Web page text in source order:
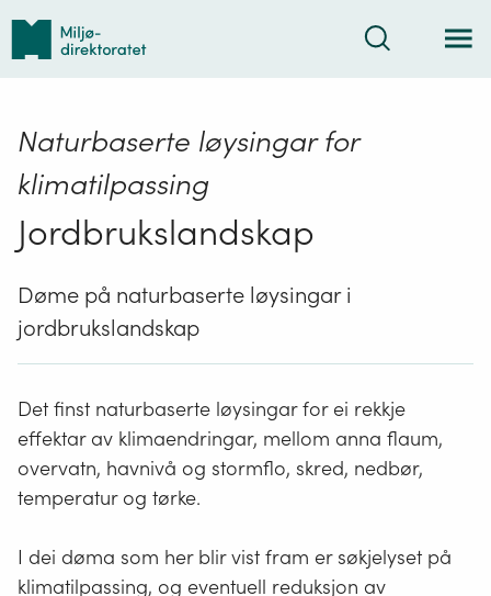
Tilbake
forsiden
Søk
Naturbaserte løysingar for
klimatilpassing
Jordbrukslandskap
Døme på naturbaserte løysingar i
jordbrukslandskap
Det finst naturbaserte løysingar for ei rekkje
effektar av klimaendringar, mellom anna flaum,
overvatn, havnivå og stormflo, skred, nedbør,
temperatur og tørke.
I dei døma som her blir vist fram er søkjelyset på
klimatilpassing, og eventuell reduksjon av